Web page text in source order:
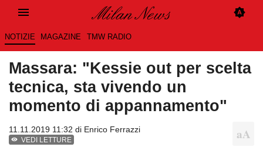
NOTIZIE MAGAZINE TMW RADIO
Massara: "Kessie out per scelta
tecnica, sta vivendo un
momento di appannamento"
11.11.2019 11:32 di Enrico Ferrazzi
VEDI LETTURE